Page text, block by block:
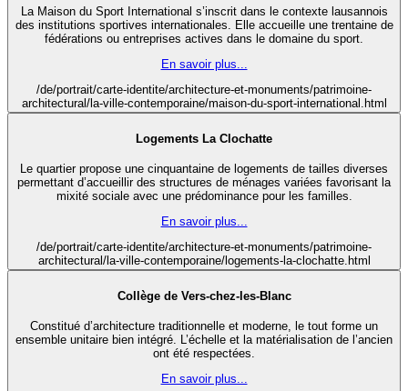
La Maison du Sport International s’inscrit dans le contexte lausannois
des institutions sportives internationales. Elle accueille une trentaine de
fédérations ou entreprises actives dans le domaine du sport.
En savoir plus...
/de/portrait/carte-identite/architecture-et-monuments/patrimoine-
architectural/la-ville-contemporaine/maison-du-sport-international.html
Logements La Clochatte
Le quartier propose une cinquantaine de logements de tailles diverses
permettant d’accueillir des structures de ménages variées favorisant la
mixité sociale avec une prédominance pour les familles.
En savoir plus...
/de/portrait/carte-identite/architecture-et-monuments/patrimoine-
architectural/la-ville-contemporaine/logements-la-clochatte.html
Collège de Vers-chez-les-Blanc
Constitué d’architecture traditionnelle et moderne, le tout forme un
ensemble unitaire bien intégré. L’échelle et la matérialisation de l’ancien
ont été respectées.
En savoir plus...